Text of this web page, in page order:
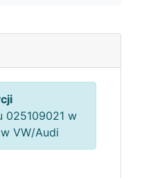
025109021 w
VW/Audi